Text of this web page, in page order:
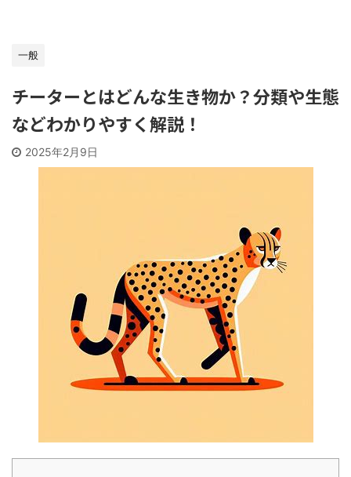
一般
チーターとはどんな生き物か？分類や生態
などわかりやすく解説！
2025年2月9日